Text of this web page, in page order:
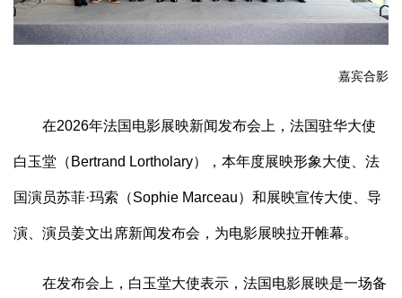
嘉宾合影
在2026年法国电影展映新闻发布会上，法国驻华大使
白玉堂（Bertrand Lortholary），本年度展映形象大使、法
国演员苏菲·玛索（Sophie Marceau）和展映宣传大使、导
演、演员姜文出席新闻发布会，为电影展映拉开帷幕。
在发布会上，白玉堂大使表示，法国电影展映是一场备